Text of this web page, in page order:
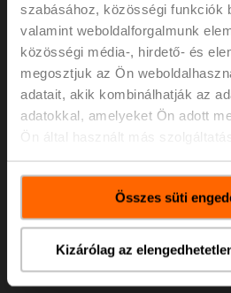
szabásához, közösségi funkciók
valamint weboldalforgalmunk
közösségi média-, hirdető- és
megosztjuk az Ön
adatait, akik kombinálhatják az
adatokkal, amelyeket Ön adott
Ön által használt más
Összes süti
Kizárólag az
ZKN2-B.1
Kézi hajtókar, 63 mm, BFL, BFN,
100 darabos multipack csomag.
Listaár
projektlistához
Megosztás